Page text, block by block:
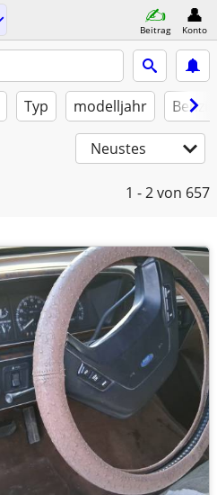
Beitrag Konto
Typ modelljahr Benzin
Neustes
1 - 2von 657